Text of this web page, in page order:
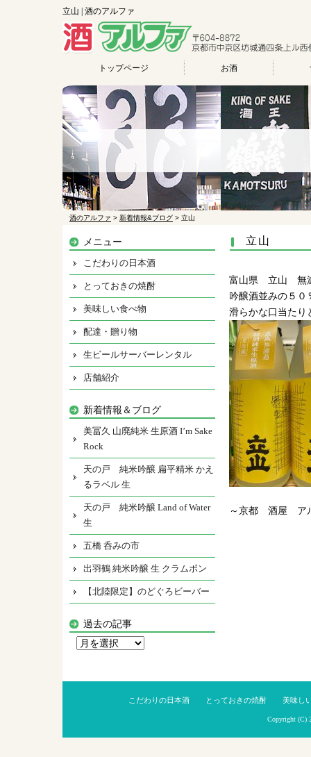
立山 | 酒のアルファ
トップページ お酒
酒のアルファ > 新着情報&ブログ > 立山
立山
富山県 立山 無
吟醸酒並みの５０
滑らかな口当たり
～京都 酒屋 ア
メニュー
こだわりの日本酒
とっておきの焼酎
美味しい食べ物
配達・贈り物
生ビールサーバーレンタル
店舗紹介
新着情報＆ブログ
美冨久 山廃純米 生原酒 I’m Sake
Rock
天の戸 純米吟醸 扁平精米 かえ
るラベル 生
天の戸 純米吟醸 Land of Water
生
五橋 呑みの市
出羽鶴 純米吟醸 生 クラムボン
【北陸限定】のどぐろビーバー
過去の記事
こだわりの日本酒 とっておきの焼酎 美味し
Copyright (C)